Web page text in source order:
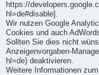
https://
hl=de#disable].
Wir nutzen Google
Cookies und auch
Sollten Sie dies nicht
Anzeigenvorgaben-
hl=de) deaktivieren.
Weitere Informationen